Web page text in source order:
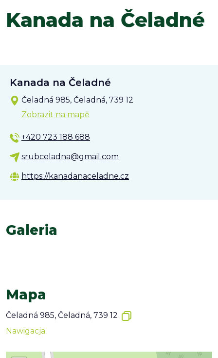
Kanada na Čeladné
Kanada na Čeladné
Čeladná 985, Čeladná, 739 12
Zobrazit na mapě
+420 723 188 688
srubceladna@gmail.com
https://kanadanaceladne.cz
Galeria
Mapa
Čeladná 985, Čeladná, 739 12
Nawigacja